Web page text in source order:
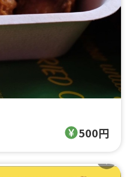
500円